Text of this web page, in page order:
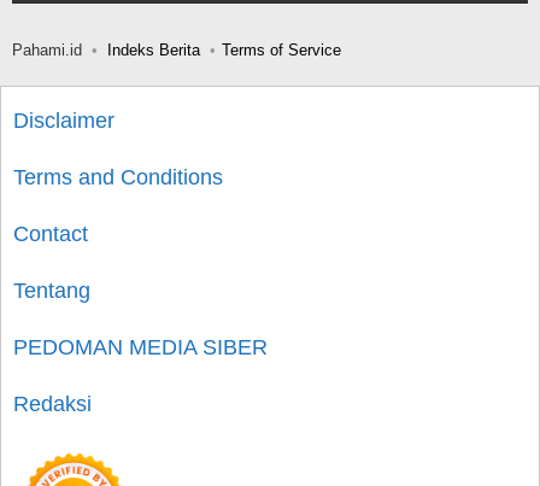
Pahami.id Indeks Berita Terms of Service
Disclaimer
Terms and Conditions
Contact
Tentang
PEDOMAN MEDIA SIBER
Redaksi